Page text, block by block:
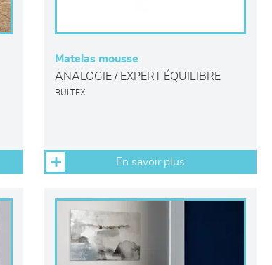
Matelas mousse
ANALOGIE / EXPERT ÉQUILIBRE
BULTEX
En savoir plus